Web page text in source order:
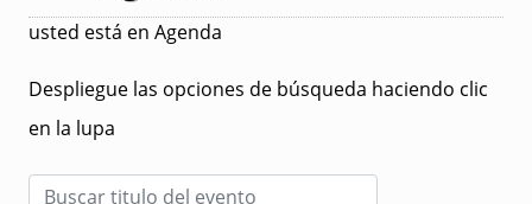
usted está en Agenda
Despliegue las opciones de búsqueda haciendo clic
en la lupa